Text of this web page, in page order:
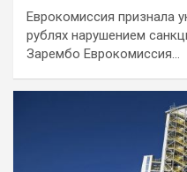
Еврокомиссия признала
рублях нарушением
Зарембо Еврокомиссия…